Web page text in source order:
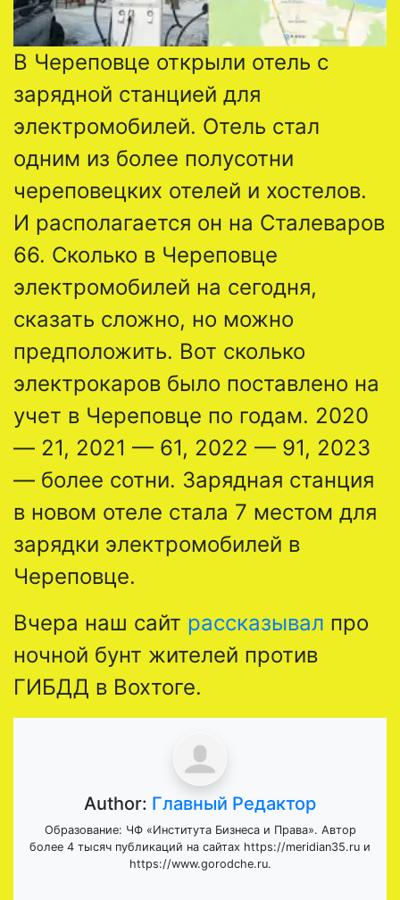
В Череповце открыли отель с
зарядной станцией для
электромобилей. Отель стал
одним из более полусотни
череповецких отелей и хостелов.
И располагается он на Сталеваров
66. Сколько в Череповце
электромобилей на сегодня,
сказать сложно, но можно
предположить. Вот сколько
электрокаров было поставлено на
учет в Череповце по годам. 2020
— 21, 2021 — 61, 2022 — 91, 2023
— более сотни. Зарядная станция
в новом отеле стала 7 местом для
зарядки электромобилей в
Череповце.
Вчера наш сайт рассказывал про
ночной бунт жителей против
ГИБДД в Вохтоге.
Author: Главный Редактор
Образование: ЧФ «Института Бизнеса и Права». Автор
более 4 тысяч публикаций на сайтах https://meridian35.ru и
https://www.gorodche.ru.